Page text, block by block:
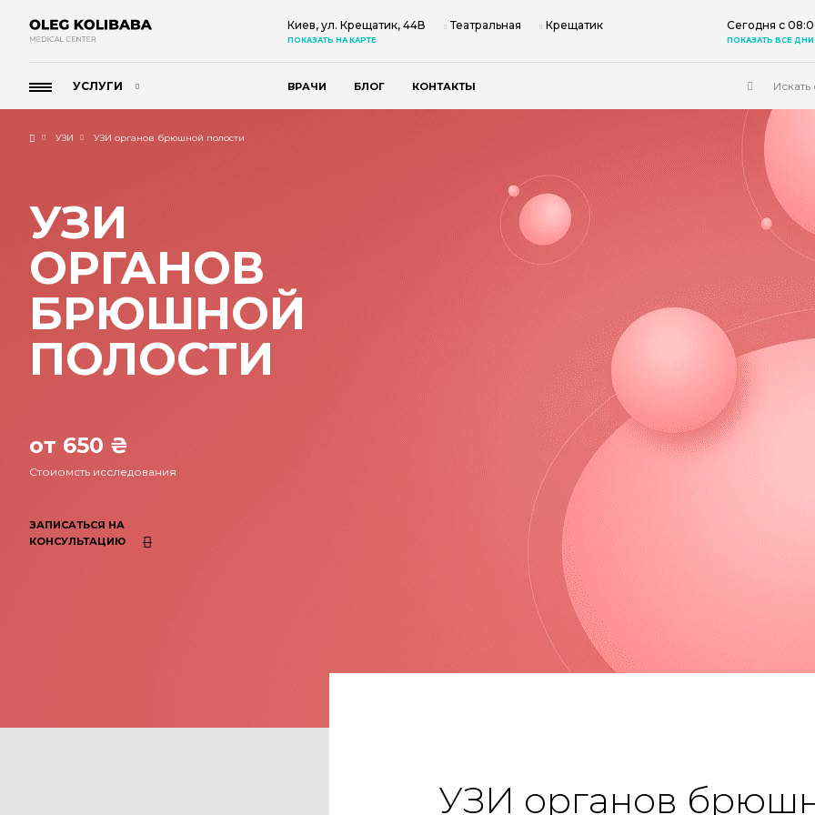
Киев, ул. Крещатик, 44В
ПОКАЗАТЬ НА КАРТЕ
Театральная Крещатик Сегодня с
ПОКАЗАТЬ ВСЕ ДНИ
УСЛУГИ ВРАЧИ БЛОГ КОНТАКТЫ
УЗИ УЗИ органов брюшной полости
УЗИ
ОРГАНОВ
БРЮШНОЙ
ПОЛОСТИ
от 650 ₴
Стоиомсть исследования
ЗАПИСАТЬСЯ НА
КОНСУЛЬТАЦИЮ
УЗИ органов